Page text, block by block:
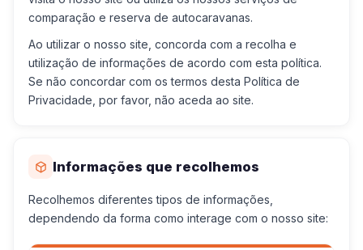
comparação e reserva de autocaravanas.
Ao utilizar o nosso site, concorda com a recolha e
utilização de informações de acordo com esta política.
Se não concordar com os termos desta Política de
Privacidade, por favor, não aceda ao site.
Informações que recolhemos
Recolhemos diferentes tipos de informações,
dependendo da forma como interage com o nosso site: